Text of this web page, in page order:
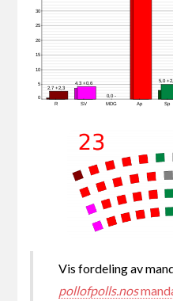
2,7 +2,3
4,3 +0,6
0,0 -
5,0
R SV MDG Ap Sp
0
5
10
15
20
25
30
Vis fordeling av
pollofpolls.nos